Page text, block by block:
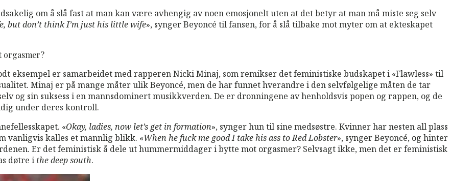
om å slå fast at man kan være avhengig av noen emosjonelt uten at det betyr at man må miste seg selv
but don’t think I’m just his little wife», synger Beyoncé til fansen, for å slå tilbake mot myter om at ekteskapet
orgasmer?
eksempel er samarbeidet med rapperen Nicki Minaj, som remikser det feministiske budskapet i «Flawless» til
Minaj er på mange måter ulik Beyoncé, men de har funnet hverandre i den selvfølgelige måten de tar
og sin suksess i en mannsdominert musikkverden. De er dronningene av henholdsvis popen og rappen, og de
under deres kontroll.
«Okay, ladies, now let’s get in formation», synger hun til sine medsøstre. Kvinner har nesten all plass
vanligvis kalles et mannlig blikk. «When he fuck me good I take his ass to Red Lobster», synger Beyoncé, og hinter
Er det feministisk å dele ut hummermiddager i bytte mot orgasmer? Selvsagt ikke, men det er feministisk
døtre i the deep south.